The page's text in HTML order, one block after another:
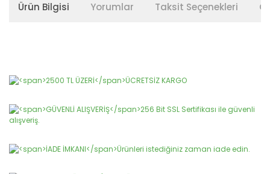
Ürün Bilgisi Yorumlar Taksit Seçenekleri
Bu ürüne ilk yorumu siz yapın!
konularda yetersiz gördüğünüz noktaları öneri formunu
kullanarak tarafımıza iletebilirsiniz.
Ürün açıklamasında eksik bilgiler bulunuyor.